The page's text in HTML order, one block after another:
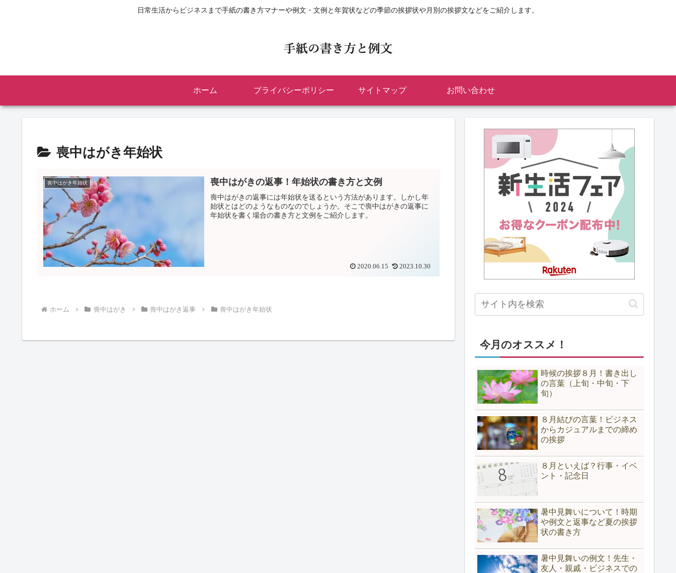
日常生活からビジネスまで手紙の書き方マナーや例文・文例と年賀状などの季節の挨拶状や月別の挨拶文などをご紹介します。
ホーム プライバシーポリシー サイトマップ お問い合わせ
喪中はがき年始状
喪中はがき年始状 喪中はがきの返事！年始状の書き方と文例
喪中はがきの返事には年始状を送るという方法があります。しかし年
始状とはどのようなものなのでしょうか。そこで喪中はがきの返事に
年始状を書く場合の書き方と文例をご紹介します。
2020.06.15 2023.10.30
ホーム 喪中はがき 喪中はがき返事 喪中はがき年始状
今月のオススメ！
時候の挨拶８月！書き出し
の言葉（上旬・中旬・下
旬）
８月結びの言葉！ビジネス
からカジュアルまでの締め
の挨拶
８月といえば？行事・イベ
ント・記念日
暑中見舞いについて！時期
や例文と返事など夏の挨拶
状の書き方
暑中見舞いの例文！先生・
友人・親戚・ビジネスでの